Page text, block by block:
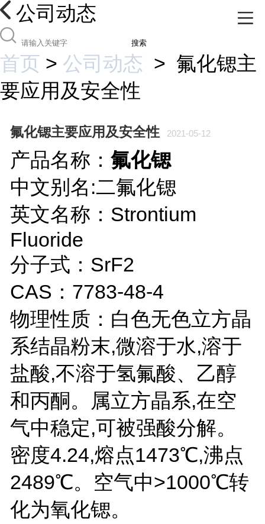
公司动态
搜索
首页 > 公司动态 > 氟化锶主
要应用及安全性
氟化锶主要应用及安全性 2021-05-12
产品名称： 氟化锶
中文别名:二氟化锶
英文名称：Strontium
Fluoride
分子式：SrF2
CAS：7783-48-4
物理性质：白色无色立方晶
系结晶粉末,微溶于水,溶于
盐酸,不溶于氢氟酸、乙醇
和丙酮。属立方晶系,在空
气中稳定,可被强酸分解。
密度4.24,熔点1473℃,沸点
2489℃。空气中>1000℃转
化为氧化锶。